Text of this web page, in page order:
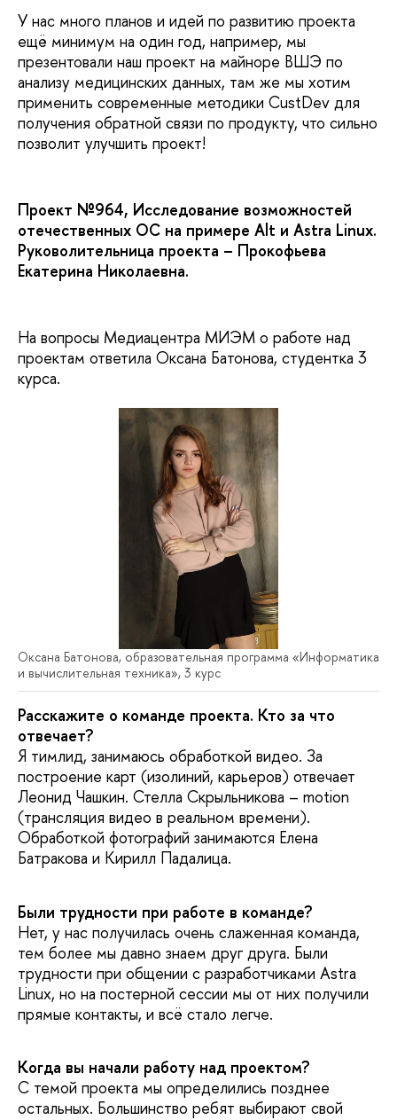
У нас много планов и идей по развитию проекта
ещё минимум на один год, например, мы
презентовали наш проект на майноре ВШЭ по
анализу медицинских данных, там же мы хотим
применить современные методики CustDev для
получения обратной связи по продукту, что сильно
позволит улучшить проект!
Проект №964, Исследование возможностей
отечественных ОС на примере Alt и Astra Linux.
Руковолительница проекта – Прокофьева
Екатерина Николаевна.
На вопросы Медиацентра МИЭМ о работе над
проектам ответила Оксана Батонова, студентка 3
курса.
Оксана Батонова, образовательная программа «Информатика
и вычислительная техника», 3 курс
Расскажите о команде проекта. Кто за что
отвечает?
Я тимлид, занимаюсь обработкой видео. За
построение карт (изолиний, карьеров) отвечает
Леонид Чашкин. Стелла Скрыльникова – motion
(трансляция видео в реальном времени).
Обработкой фотографий занимаются Елена
Батракова и Кирилл Падалица.
Были трудности при работе в команде?
Нет, у нас получилась очень слаженная команда,
тем более мы давно знаем друг друга. Были
трудности при общении с разработчиками Astra
Linux, но на постерной сессии мы от них получили
прямые контакты, и всё стало легче.
Когда вы начали работу над проектом?
С темой проекта мы определились позднее
остальных. Большинство ребят выбирают свой